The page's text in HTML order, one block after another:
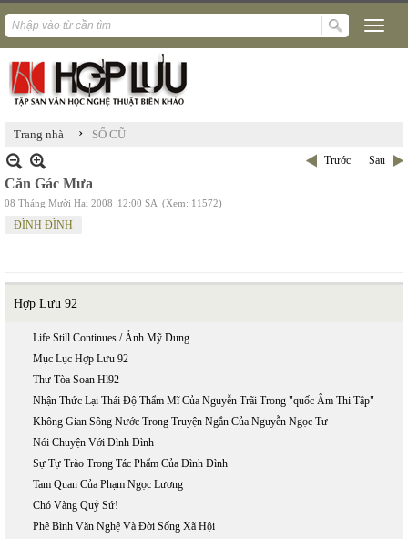
Trang nhà › SỐ CŨ
Trước Sau
Căn Gác Mưa
08 Tháng Mười Hai 2008 12:00 SA (Xem: 11572)
ĐÌNH ĐÌNH
Hợp Lưu 92
Life Still Continues / Ảnh Mỹ Dung
Mục Lục Hợp Lưu 92
Thư Tòa Soạn Hl92
Nhận Thức Lại Thái Độ Thẩm Mĩ Của Nguyễn Trãi Trong "quốc Âm Thi Tập"
Không Gian Sông Nước Trong Truyện Ngắn Của Nguyễn Ngọc Tư
Nói Chuyện Với Đình Đình
Sự Tự Trào Trong Tác Phẩm Của Đình Đình
Tam Quan Của Phạm Ngọc Lương
Chó Vàng Quỷ Sứ!
Phê Bình Văn Nghệ Và Đời Sống Xã Hội